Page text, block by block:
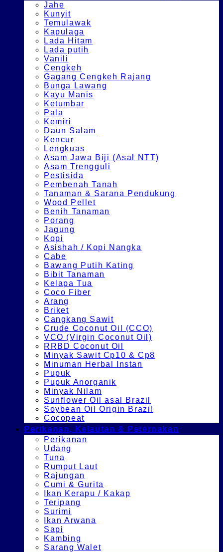
Jahe
Kunyit
Temulawak
Kapulaga
Lada Hitam
Lada putih
Vanili
Cengkeh
Gagang Cengkeh Rajang
Bunga Lawang
Kayu Manis
Ketumbar
Pala
Kemiri
Daun Salam
Kencur
Lengkuas
Asam Jawa Biji (Asal NTT)
Asam Trengguli
Pestisida
Pembenah Tanah
Tanaman & Sarana Pendukung
Wood Pellet
Benih Tanaman
Porang
Jagung
Kopi
Asishah / Kopi Nangka
Cabe
Bawang Putih Kating
Bibit Tanaman
Kelapa Tua
Coco Fiber
Arang
Briket
Cangkang Sawit
Crude Coconut Oil (CCO)
VCO (Virgin Coconut Oil)
RRBD Coconut Oil
Minyak Sawit Cp10 & Cp8
Minuman Herbal Instan
Pupuk
Pupuk Anorganik
Minyak Nilam
Sunflower Oil asal Brazil
Soybean Oil Origin Brazil
Cocopeat
Perikanan, Kelautan & Peternakan
Perikanan
Udang
Tuna
Rumput Laut
Rajungan
Cumi & Gurita
Ikan Kerapu / Kakap
Teripang
Surimi
Ikan Arwana
Sapi
Kambing
Sarang Walet